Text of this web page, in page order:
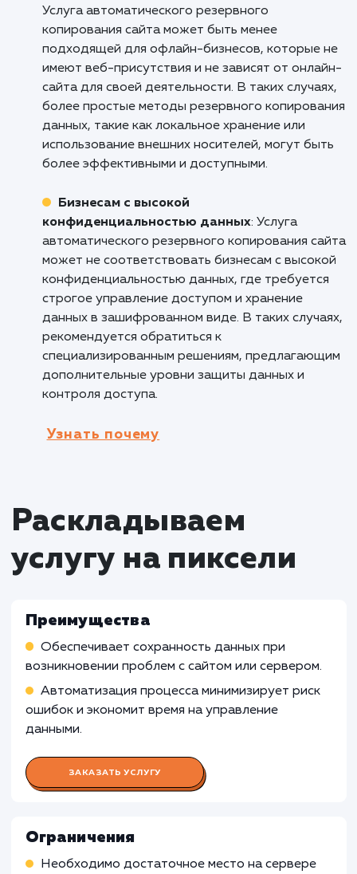
данных, автоматическое резервное
копирование позволяет быстро
работоспособность сайта и минимизировать
потенциальные потери.
Блогерам и контент-маркетологам
автоматического резервного копирования
полезна для блогеров и контент-
создание и публикацию ценного контента.
обеспечивает сохранность статей,
изображений, видео и других контентных
материалов, которые являются основой их
онлайн-присутствия. Это помогает
предотвратить потерю труда и времени, а
также поддерживает непрерывность
контентной стратегии.
Кому не подходит данный
подходящей для офлайн-бизнесов,
имеют веб-присутствия и не зависят от
сайта для своей деятельности. В таких
более простые методы резервного
использование внешних носителей, могут
более эффективными и доступными.
конфиденциальностью данных
автоматического резервного копирования
конфиденциальностью данных, где
строгое управление доступом и хранение
рекомендуется обратиться к